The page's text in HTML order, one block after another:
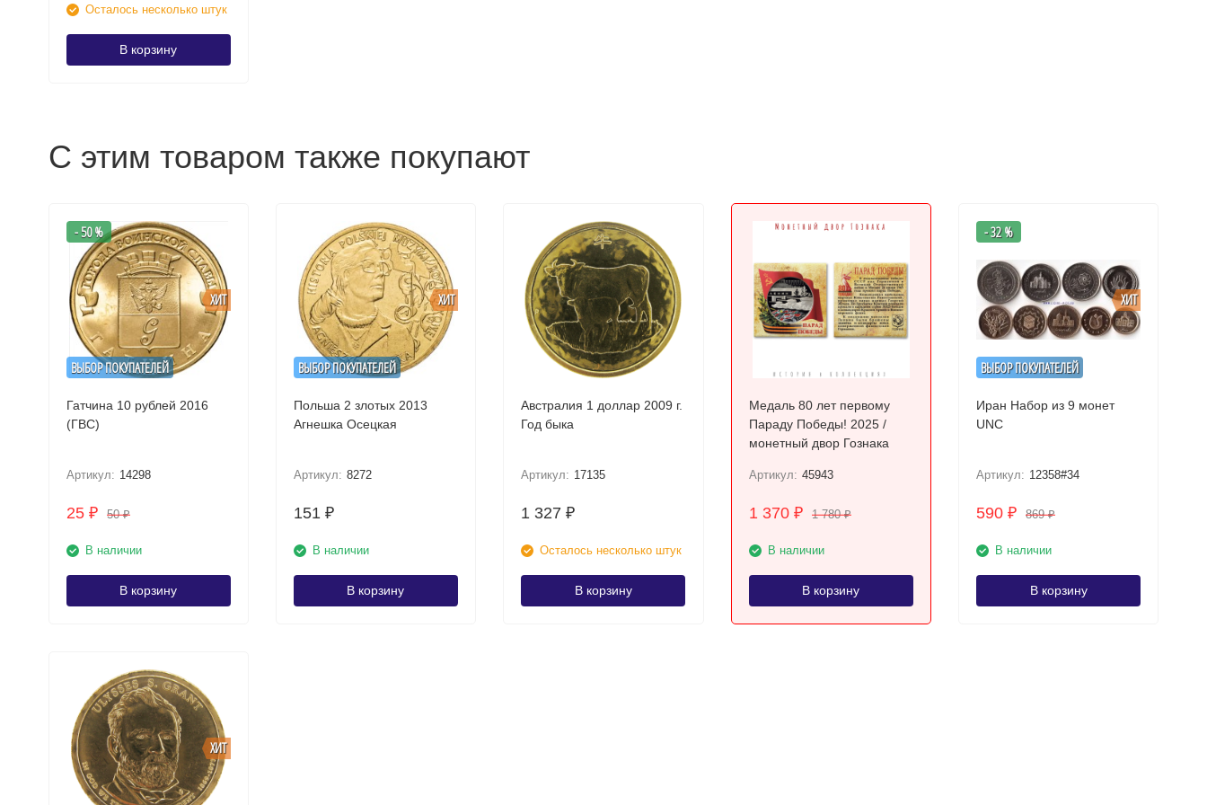
Осталось несколько штук
В корзину
С этим товаром также покупают
ВЫБОР ПОКУПАТЕЛЕЙ
ХИТ
- 50 %
Гатчина 10 рублей 2016
(ГВС)
Артикул: 14298
25 ₽ 50₽
В наличии
В корзину
ВЫБОР ПОКУПАТЕЛЕЙ
ХИТ
Польша 2 злотых 2013
Агнешка Осецкая
Артикул: 8272
151 ₽
В наличии
В корзину
Австралия 1 доллар 2009 г.
Год быка
Артикул: 17135
1 327₽
Осталось несколько штук
В корзину
Медаль 80 лет первому
Параду Победы! 2025 /
монетный двор Гознака
Артикул: 45943
1 370 ₽ 1 780₽
В наличии
В корзину
ВЫБОР ПОКУПАТЕЛЕЙ
ХИТ
- 32 %
Иран Набор из 9 монет
UNC
Артикул: 12358#34
590₽ 869₽
В наличии
В корзину
ХИТ